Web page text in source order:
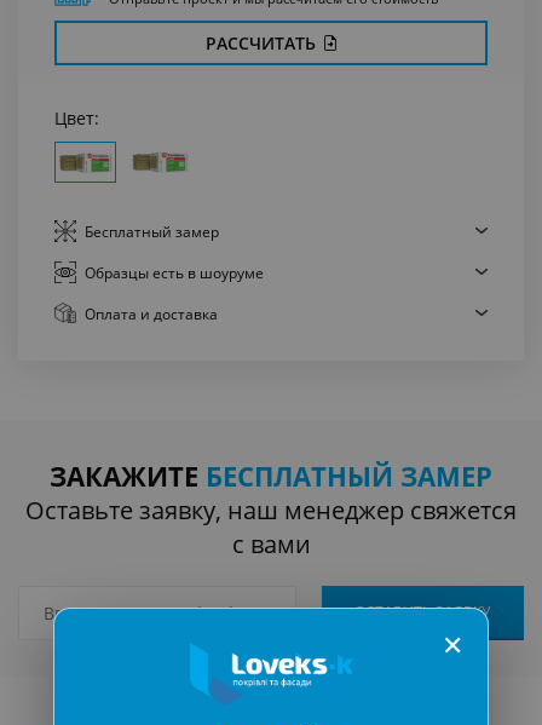
РАССЧИТАТЬ
Цвет:
Бесплатный замер
Образцы есть в шоуруме
Оплата и доставка
ЗАКАЖИТЕ БЕСПЛАТНЫЙ ЗАМЕР
Оставьте заявку, наш менеджер свяжется
с вами
✕